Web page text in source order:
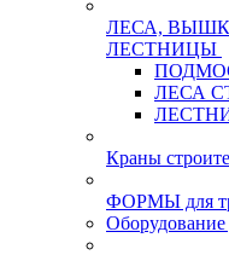
ЛЕСА,
ЛЕСТНИЦЫ
ЛЕСА
Краны
ФОРМЫ для